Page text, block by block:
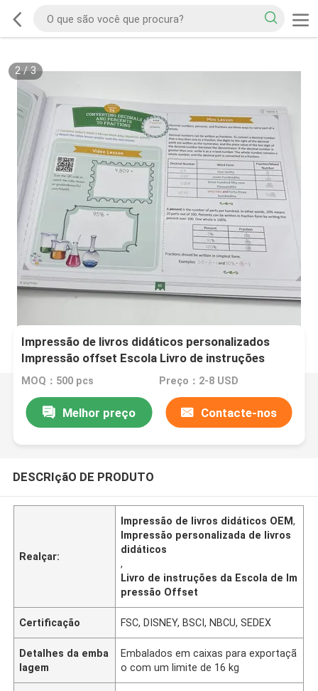
2/3
Impressão de livros didáticos personalizados
Impressão offset Escola Livro de instruções
Serviço OEM
MOQ：500 pcs Preço：2-8 USD
Melhor preço Contacte-nos
DESCRIçãO DE PRODUTO
Realçar:
Impressão de livros didáticos OEM,
Impressão personalizada de livros
didáticos
,
Livro de instruções da Escola de Im
pressão Offset
Certificação FSC, DISNEY, BSCI, NBCU, SEDEX
Detalhes da emba
lagem
Embalados em caixas para exportaçã
o com um limite de 16 kg